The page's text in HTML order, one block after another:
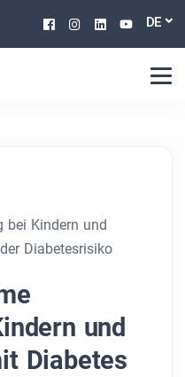
Facebook
Instagram
Linkedin
DE
bei Kindern und
Diabetesrisiko
und
Diabetes